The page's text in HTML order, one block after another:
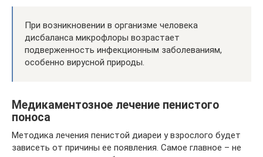
При возникновении в организме человека
дисбаланса микрофлоры возрастает
подверженность инфекционным заболеваниям,
особенно вирусной природы.
Медикаментозное лечение пенистого
поноса
Методика лечения пенистой диареи у взрослого будет
зависеть от причины ее появления. Самое главное – не